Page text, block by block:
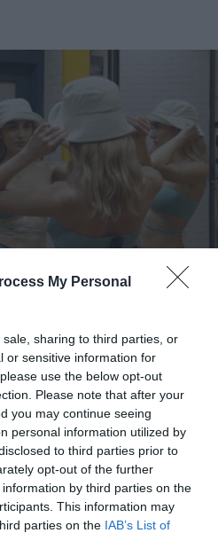
My Personal
sharing to third parties, or
or sensitive information for
use the below opt-out
Please note that after your
you may continue seeing
personal information utilized by
to third parties prior to
opt-out of the further
by third parties on the
This information may
parties on the IAB’s List of
για τέλειο στυλ στην
READING BELOW